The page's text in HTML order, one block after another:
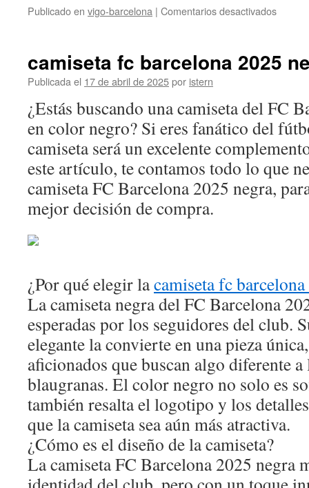
Publicado en vigo-barcelona | Comentarios desactivadosen
3
camiseta fc barcelona 2025
Publicada el 17 de abril de 2025por istern
¿Estás buscando una camiseta del FC
en color negro? Si eres fanático del
camiseta será un excelente
este artículo, te contamos todo lo que
camiseta FC Barcelona 2025 negra,
mejor decisión de compra.
¿Por qué elegir lacamiseta fc
La camiseta negra del FC Barcelona
esperadas por los seguidores del club.
elegante la convierte en una pieza
aficionados que buscan algo diferente a
blaugranas. El color negro no solo es
también resalta el logotipo y los
que la camiseta sea aún más atractiva.
¿Cómo es el diseño de la camiseta?
La camiseta FC Barcelona 2025 negra